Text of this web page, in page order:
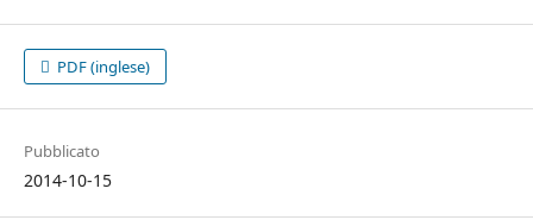
PDF (inglese)
Pubblicato
2014-10-15